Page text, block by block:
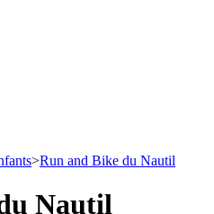
>Run and Bike du Nautil
Nautil